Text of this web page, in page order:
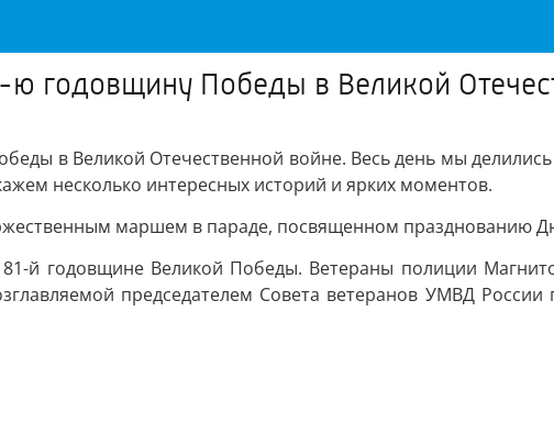
ю годовщину Победы в Великой
в Великой Отечественной войне. Весь день мы
несколько интересных историй и ярких моментов.
маршем в параде, посвященном празднованию
й годовщине Великой Победы. Ветераны полиции
председателем Совета ветеранов УМВД России